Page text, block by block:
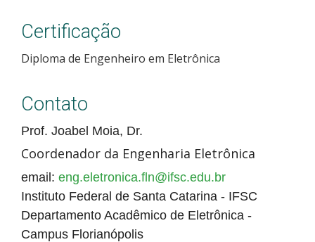
Certificação
Diploma de Engenheiro em Eletrônica
Contato
Prof. Joabel Moia, Dr.
Coordenador da Engenharia Eletrônica
email: eng.eletronica.fln@ifsc.edu.br
Instituto Federal de Santa Catarina - IFSC
Departamento Acadêmico de Eletrônica -
Campus Florianópolis